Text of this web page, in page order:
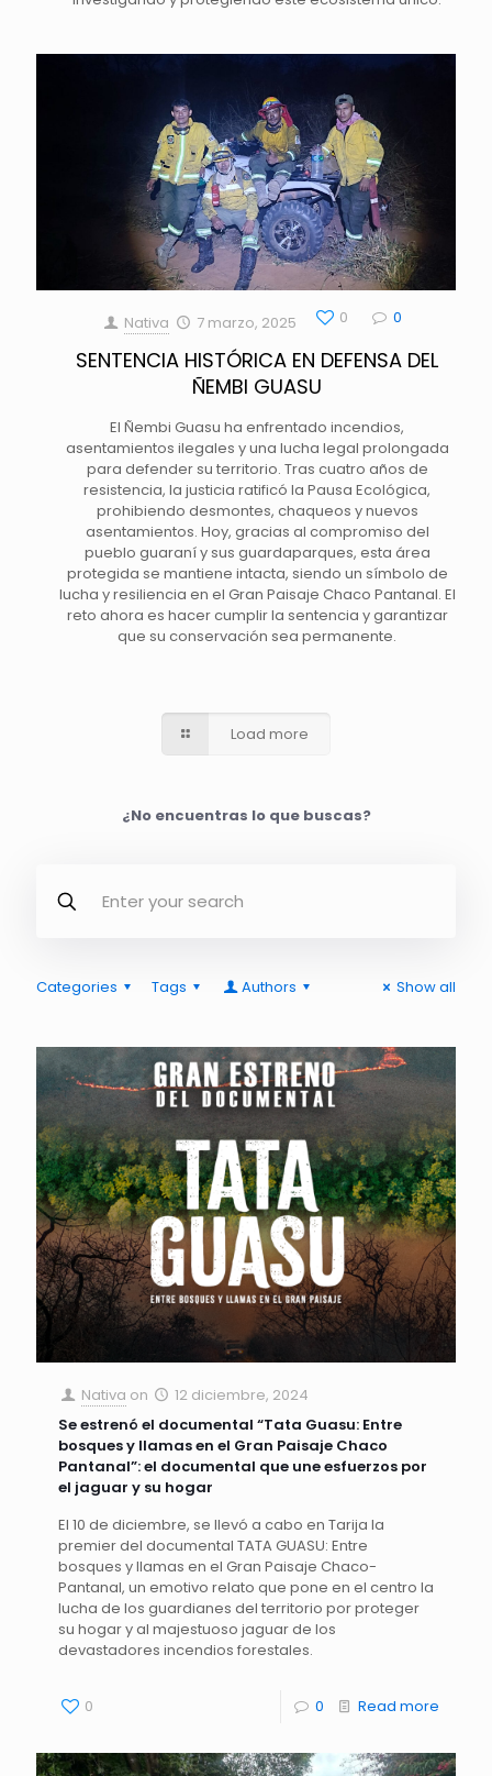
Nativa 7 marzo, 2025 0 0
SENTENCIA HISTÓRICA EN DEFENSA DEL
ÑEMBI GUASU
El Ñembi Guasu ha enfrentado incendios,
asentamientos ilegales y una lucha legal prolongada
para defender su territorio. Tras cuatro años de
resistencia, la justicia ratificó la Pausa Ecológica,
prohibiendo desmontes, chaqueos y nuevos
asentamientos. Hoy, gracias al compromiso del
pueblo guaraní y sus guardaparques, esta área
protegida se mantiene intacta, siendo un símbolo de
lucha y resiliencia en el Gran Paisaje Chaco Pantanal. El
reto ahora es hacer cumplir la sentencia y garantizar
que su conservación sea permanente.
Load more
¿No encuentras lo que buscas?
Categories Tags Authors Show all
Nativa on
12 diciembre, 2024
Se estrenó el documental “Tata Guasu: Entre
bosques y llamas en el Gran Paisaje Chaco
Pantanal”: el documental que une esfuerzos por
el jaguar y su hogar
El 10 de diciembre, se llevó a cabo en Tarija la
premier del documental TATA GUASU: Entre
bosques y llamas en el Gran Paisaje Chaco-
Pantanal, un emotivo relato que pone en el centro la
lucha de los guardianes del territorio por proteger
su hogar y al majestuoso jaguar de los
devastadores incendios forestales.
0 0 Read more